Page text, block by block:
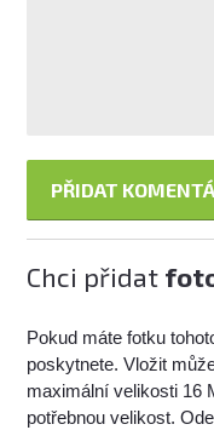
Chci přidat
Pokud máte fotku
poskytnete. Vložit
maximální velikosti 16
potřebnou velikost.